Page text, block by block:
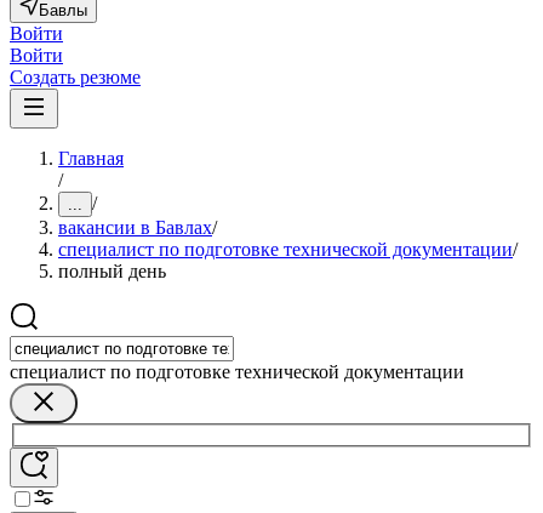
Бавлы
Войти
Войти
Создать резюме
Главная
/
... /
вакансии в Бавлах/
специалист по подготовке технической документации/
полный день
специалист по подготовке технической документации